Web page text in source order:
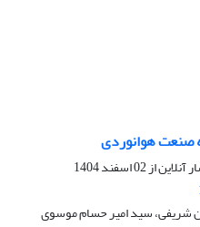
صنعت هوانوردی
آنلاین از02 اسفند 1404
شریفی، سید امیر حسام موسوی